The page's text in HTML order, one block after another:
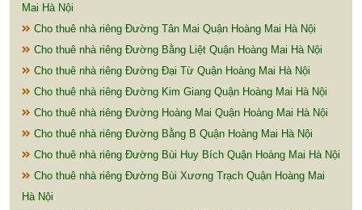
Mai Hà Nội
Cho thuê nhà riêng Đường Tân Mai Quận Hoàng Mai Hà Nội
Cho thuê nhà riêng Đường Bằng Liệt Quận Hoàng Mai Hà Nội
Cho thuê nhà riêng Đường Đại Từ Quận Hoàng Mai Hà Nội
Cho thuê nhà riêng Đường Kim Giang Quận Hoàng Mai Hà Nội
Cho thuê nhà riêng Đường Hoàng Mai Quận Hoàng Mai Hà Nội
Cho thuê nhà riêng Đường Bằng B Quận Hoàng Mai Hà Nội
Cho thuê nhà riêng Đường Bùi Huy Bích Quận Hoàng Mai Hà Nội
Cho thuê nhà riêng Đường Bùi Xương Trạch Quận Hoàng Mai
Hà Nội